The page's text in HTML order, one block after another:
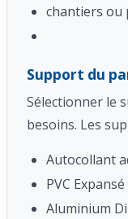
chantiers ou
Support du
Sélectionner le
besoins. Les
Autocollant
PVC
Aluminium